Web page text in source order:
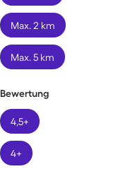
Max. 2 km
Max. 5 km
Bewertung
4,5+
4+